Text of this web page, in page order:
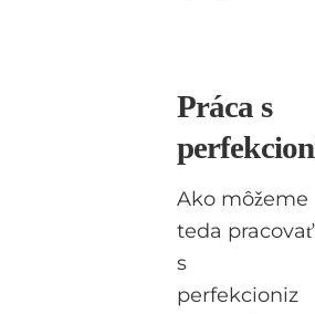
Práca s
Ako môžeme
teda pracovať
s
perfekcioniz